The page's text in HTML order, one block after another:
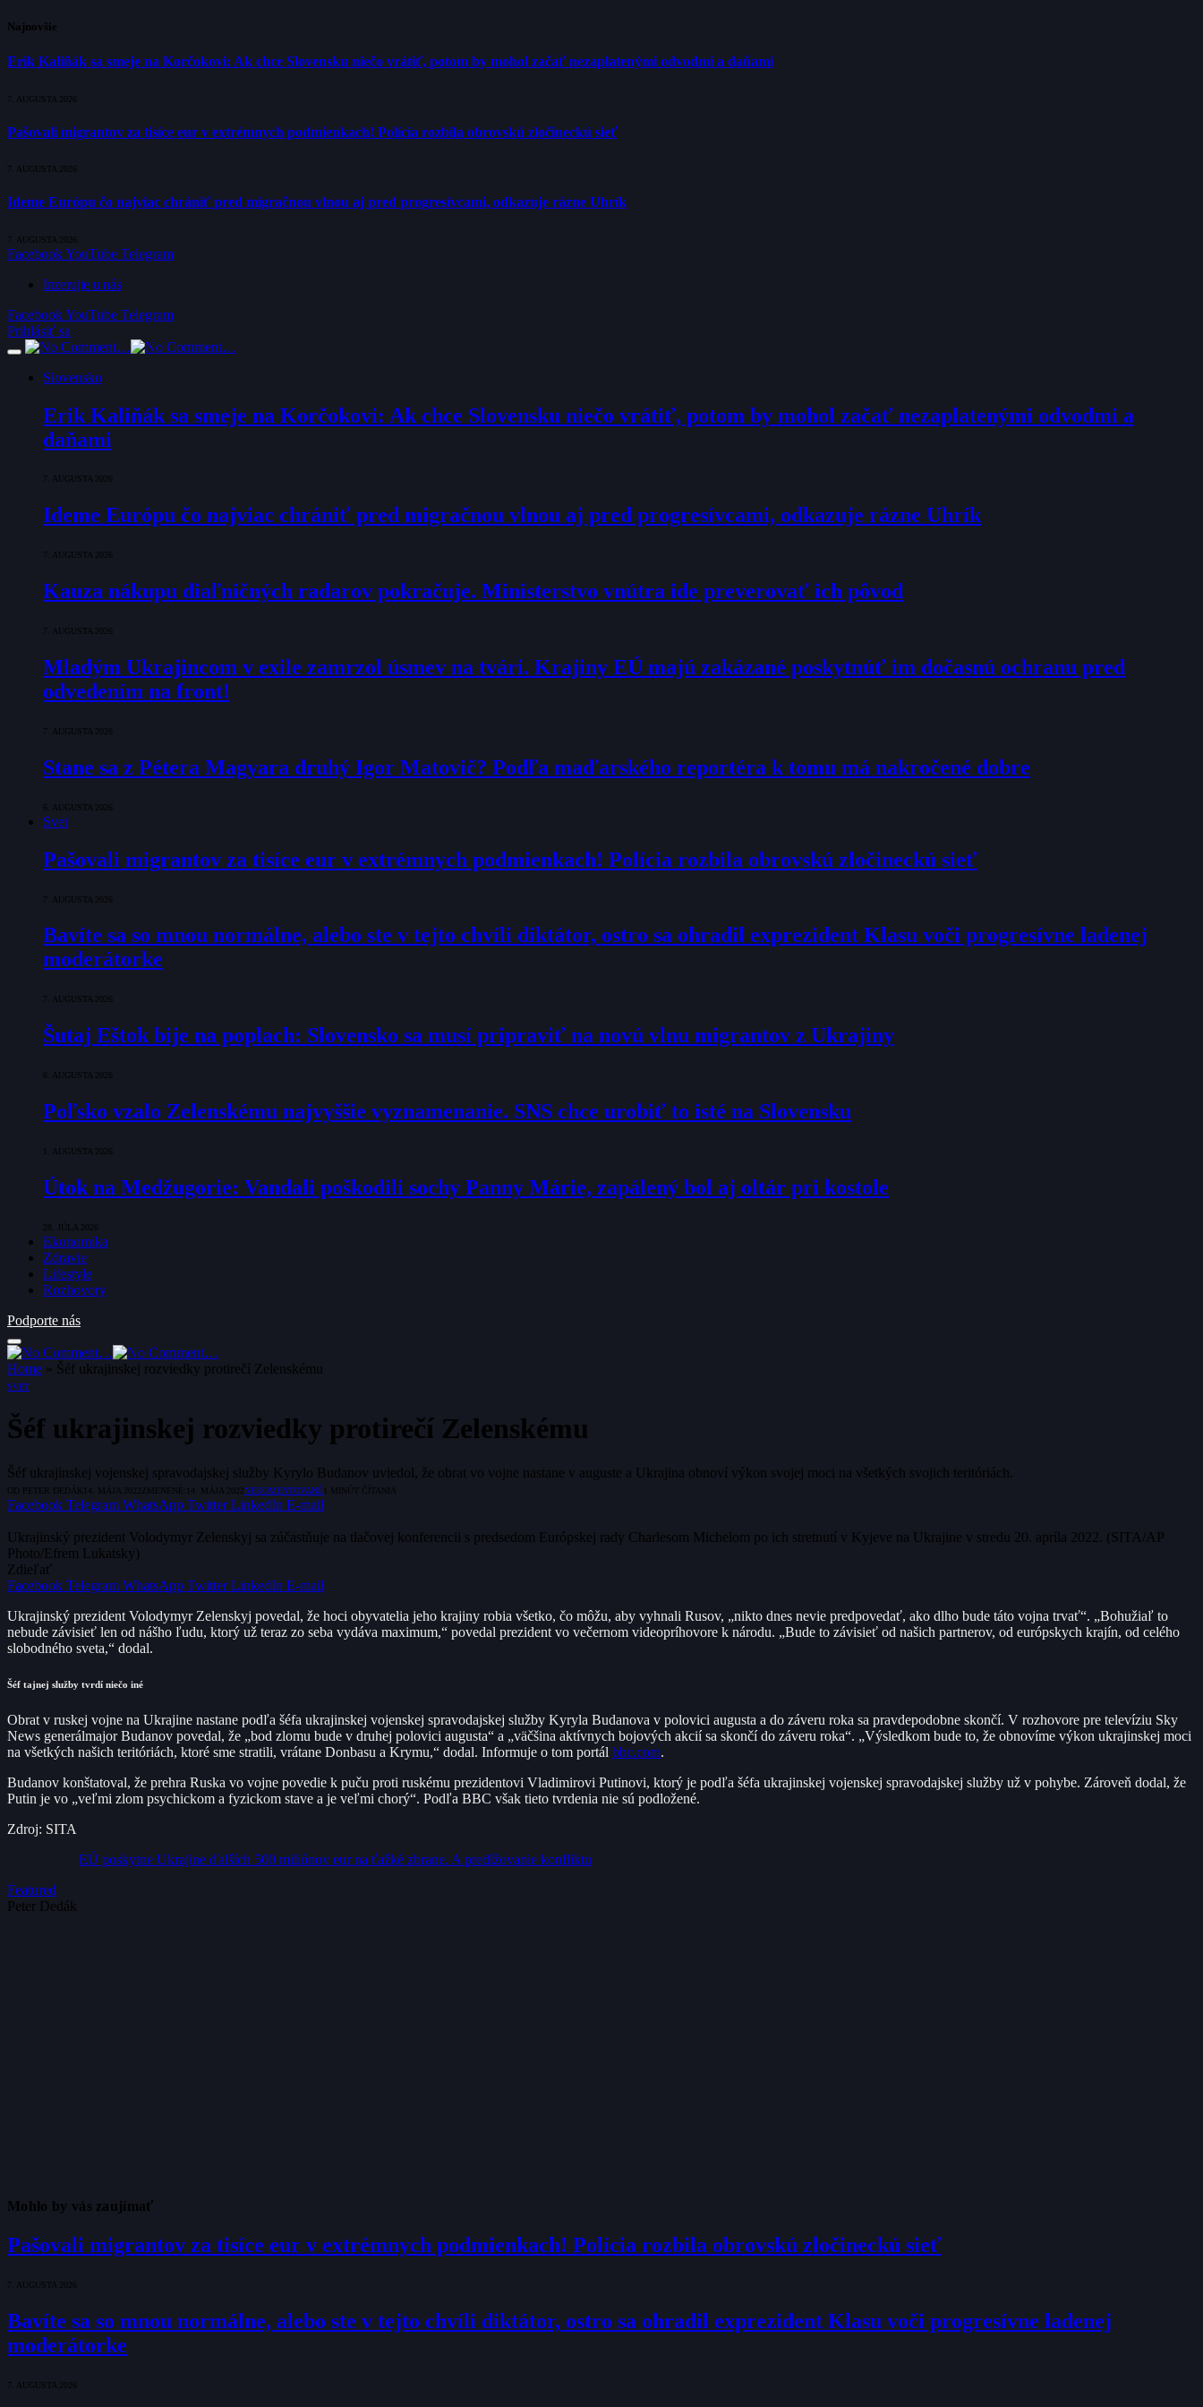
Najnovšie
Erik Kaliňák sa smeje na Korčokovi: Ak chce Slovensku niečo vrátiť, potom by mohol začať nezaplatenými odvodmi a daňami
7. AUGUSTA 2026
Pašovali migrantov za tisíce eur v extrémnych podmienkach! Polícia rozbila obrovskú zločineckú sieť
7. AUGUSTA 2026
Ideme Európu čo najviac chrániť pred migračnou vlnou aj pred progresívcami, odkazuje rázne Uhrík
7. AUGUSTA 2026
FacebookYouTube Telegram
Inzerujte u nás
FacebookYouTube Telegram
Prihlásiť sa
Slovensko
Erik Kaliňák sa smeje na Korčokovi: Ak chce Slovensku niečo vrátiť, potom by mohol začať nezaplatenými odvodmi a
daňami
7. AUGUSTA 2026
Ideme Európu čo najviac chrániť pred migračnou vlnou aj pred progresívcami, odkazuje rázne Uhrík
7. AUGUSTA 2026
Kauza nákupu diaľničných radarov pokračuje. Ministerstvo vnútra ide preverovať ich pôvod
7. AUGUSTA 2026
Mladým Ukrajincom v exile zamrzol úsmev na tvári. Krajiny EÚ majú zakázané poskytnúť im dočasnú ochranu pred
odvedením na front!
7. AUGUSTA 2026
Stane sa z Pétera Magyara druhý Igor Matovič? Podľa maďarského reportéra k tomu má nakročené dobre
6. AUGUSTA 2026
Svet
Pašovali migrantov za tisíce eur v extrémnych podmienkach! Polícia rozbila obrovskú zločineckú sieť
7. AUGUSTA 2026
Bavíte sa so mnou normálne, alebo ste v tejto chvíli diktátor, ostro sa ohradil exprezident Klasu voči progresívne ladenej
moderátorke
7. AUGUSTA 2026
Šutaj Eštok bije na poplach: Slovensko sa musí pripraviť na novú vlnu migrantov z Ukrajiny
6. AUGUSTA 2026
Poľsko vzalo Zelenskému najvyššie vyznamenanie. SNS chce urobiť to isté na Slovensku
1. AUGUSTA 2026
Útok na Medžugorie: Vandali poškodili sochy Panny Márie, zapálený bol aj oltár pri kostole
28. JÚLA 2026
Ekonomika
Zdravie
Lifestyle
Rozhovory
Podporte nás
Home » Šéf ukrajinskej rozviedky protirečí Zelenskému
SVET
Šéf ukrajinskej rozviedky protirečí Zelenskému
Šéf ukrajinskej vojenskej spravodajskej služby Kyrylo Budanov uviedol, že obrat vo vojne nastane v auguste a Ukrajina obnoví výkon svojej moci na všetkých svojich teritóriách.
OD PETER DEDÁK 14. MÁJA 2022 ZMENENÉ: 14. MÁJA 2022 NEKOMENTOVANÉ1 MINÚT ČÍTANIA
Facebook Telegram WhatsApp Twitter LinkedIn E-mail
Ukrajinský prezident Volodymyr Zelenskyj sa zúčastňuje na tlačovej konferencii s predsedom Európskej rady Charlesom Michelom po ich stretnutí v Kyjeve na Ukrajine v stredu 20. apríla 2022. (SITA/AP
Photo/Efrem Lukatsky)
Zdieľať
Facebook Telegram WhatsApp Twitter LinkedIn E-mail
Ukrajinský prezident Volodymyr Zelenskyj povedal, že hoci obyvatelia jeho krajiny robia všetko, čo môžu, aby vyhnali Rusov, „nikto dnes nevie predpovedať, ako dlho bude táto vojna trvať“. „Bohužiaľ to
nebude závisieť len od nášho ľudu, ktorý už teraz zo seba vydáva maximum,“ povedal prezident vo večernom videopríhovore k národu. „Bude to závisieť od našich partnerov, od európskych krajín, od celého
slobodného sveta,“ dodal.
Šéf tajnej služby tvrdí niečo iné
Obrat v ruskej vojne na Ukrajine nastane podľa šéfa ukrajinskej vojenskej spravodajskej služby Kyryla Budanova v polovici augusta a do záveru roka sa pravdepodobne skončí. V rozhovore pre televíziu Sky
News generálmajor Budanov povedal, že „bod zlomu bude v druhej polovici augusta“ a „väčšina aktívnych bojových akcií sa skončí do záveru roka“. „Výsledkom bude to, že obnovíme výkon ukrajinskej moci
na všetkých našich teritóriách, ktoré sme stratili, vrátane Donbasu a Krymu,“ dodal. Informuje o tom portál bbc.com.
Budanov konštatoval, že prehra Ruska vo vojne povedie k puču proti ruskému prezidentovi Vladimirovi Putinovi, ktorý je podľa šéfa ukrajinskej vojenskej spravodajskej služby už v pohybe. Zároveň dodal, že
Putin je vo „veľmi zlom psychickom a fyzickom stave a je veľmi chorý“. Podľa BBC však tieto tvrdenia nie sú podložené.
Zdroj: SITA
EÚ poskytne Ukrajine ďalších 500 miliónov eur na ťažké zbrane. A predlžovanie konfliktu
Featured
Peter Dedák
Mohlo by vás zaujímať
Pašovali migrantov za tisíce eur v extrémnych podmienkach! Polícia rozbila obrovskú zločineckú sieť
7. AUGUSTA 2026
Bavíte sa so mnou normálne, alebo ste v tejto chvíli diktátor, ostro sa ohradil exprezident Klasu voči progresívne ladenej
moderátorke
7. AUGUSTA 2026